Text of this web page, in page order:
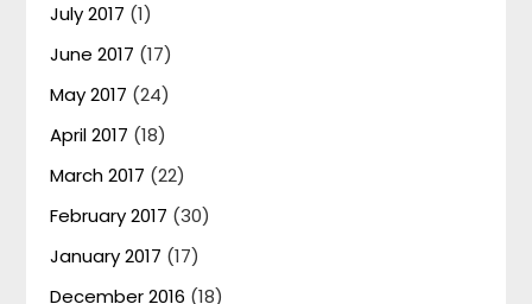
July 2017 (1)
June 2017 (17)
May 2017 (24)
April 2017 (18)
March 2017 (22)
February 2017 (30)
January 2017 (17)
December 2016 (18)